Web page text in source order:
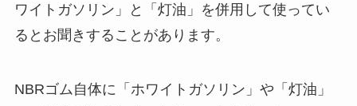
ワイトガソリン」と「灯油」を併用して使ってい
るとお聞きすることがあります。
NBRゴム自体に「ホワイトガソリン」や「灯油」